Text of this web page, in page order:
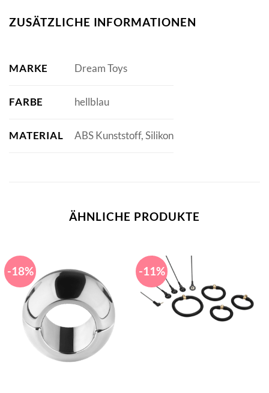
ZUSÄTZLICHE INFORMATIONEN
MARKE Dream Toys
FARBE hellblau
MATERIAL ABS Kunststoff, Silikon
ÄHNLICHE PRODUKTE
-18% -11%